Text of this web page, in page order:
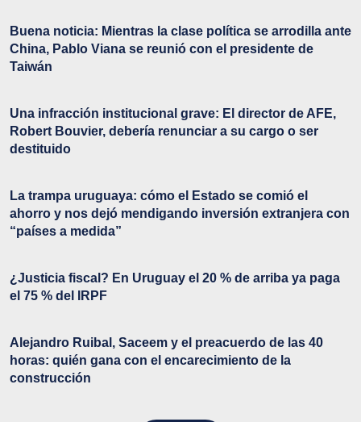
Buena noticia: Mientras la clase política se arrodilla ante
China, Pablo Viana se reunió con el presidente de
Taiwán
Una infracción institucional grave: El director de AFE,
Robert Bouvier, debería renunciar a su cargo o ser
destituido
La trampa uruguaya: cómo el Estado se comió el
ahorro y nos dejó mendigando inversión extranjera con
“países a medida”
¿Justicia fiscal? En Uruguay el 20 % de arriba ya paga
el 75 % del IRPF
Alejandro Ruibal, Saceem y el preacuerdo de las 40
horas: quién gana con el encarecimiento de la
construcción